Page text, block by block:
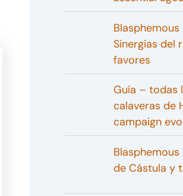
Blasphemous
Sinergias del
favores
Guía – todas
calaveras de
campaign
de Cástula y